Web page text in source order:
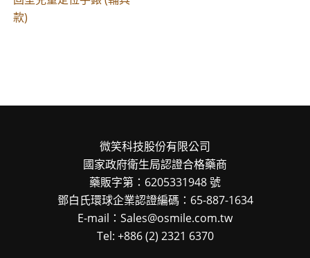
款)
微笑科技股份有限公司
國家政府衛生局認證合格藥商
藥販字第：6205331948 號
鄧白氏環球企業認證編碼：65-887-1634
E-mail：Sales@osmile.com.tw
Tel: +886 (2) 2321 6370